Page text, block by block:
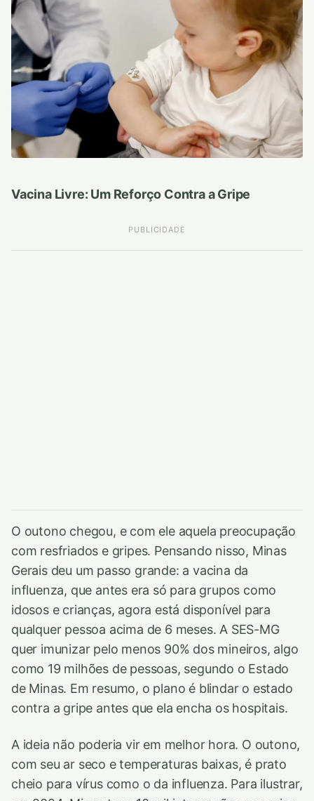
Vacina Livre: Um Reforço Contra a Gripe
PUBLICIDADE
O outono chegou, e com ele aquela preocupação
com resfriados e gripes. Pensando nisso, Minas
Gerais deu um passo grande: a vacina da
influenza, que antes era só para grupos como
idosos e crianças, agora está disponível para
qualquer pessoa acima de 6 meses. A SES-MG
quer imunizar pelo menos 90% dos mineiros, algo
como 19 milhões de pessoas, segundo o Estado
de Minas. Em resumo, o plano é blindar o estado
contra a gripe antes que ela encha os hospitais.
A ideia não poderia vir em melhor hora. O outono,
com seu ar seco e temperaturas baixas, é prato
cheio para vírus como o da influenza. Para ilustrar,